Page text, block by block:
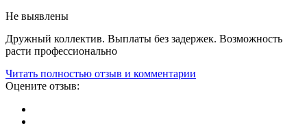
Не выявлены
Дружный коллектив. Выплаты без задержек. Возможность
расти профессионально
Читать полностью отзыв и комментарии
Оцените отзыв: